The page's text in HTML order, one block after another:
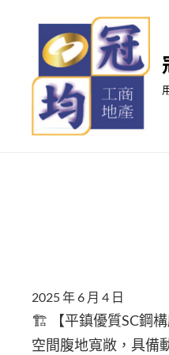
2025 年 6 月 4 日
🏗 【平鎮優質SC鋼構
空間腹地寬敞，具備